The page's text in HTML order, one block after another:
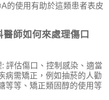
的使用有助於這類患者表皮
師如何來處理傷口
評估傷口、控制感染、適當
病需矯正，例如抽菸的人勸
等等、矯正類固醇的使用等